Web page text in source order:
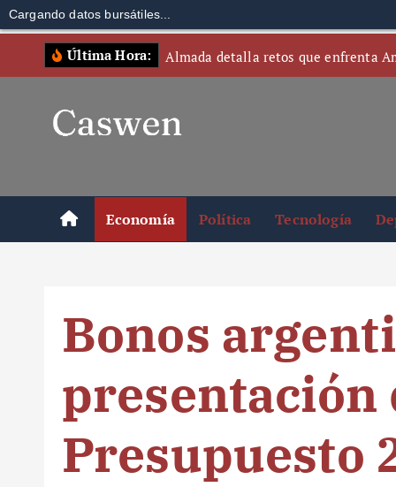
Cargando datos bursátiles...
Última Hora: Almada detalla retos que enfrenta
Economía Política Tecnología
Bonos
presentación
Presupuesto